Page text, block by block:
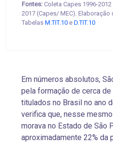
Fontes: Coleta Capes 1996-
2017 (Capes/ MEC). Elaboração
Tabelas M.TIT.10 e D.TIT.10
Em números absolutos,
pela formação de cerca
titulados no Brasil no ano
verifica que, nesse
morava no Estado de São
aproximadamente 22% da